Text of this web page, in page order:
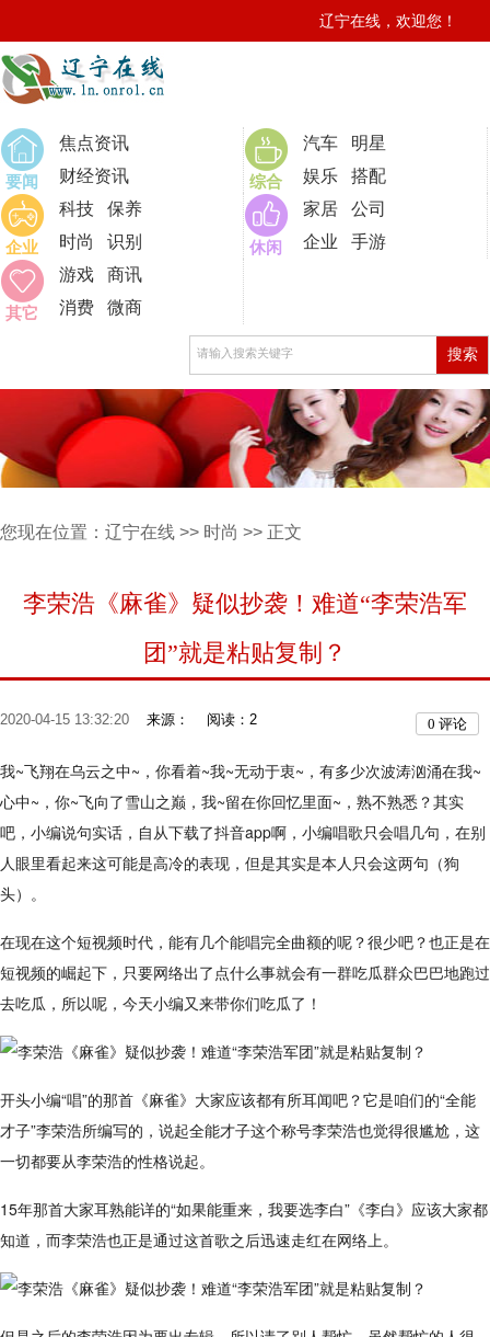
辽宁在线，欢迎您！
要闻
焦点资讯
财经资讯
综合
汽车
明星
娱乐
搭配
企业
科技
保养
时尚
识别 休闲
家居
公司
企业
手游
其它
游戏
商讯
消费
微商
您现在位置： 辽宁在线 >> 时尚 >> 正文
李荣浩《麻雀》疑似抄袭！难道“李荣浩军
团”就是粘贴复制？
2020-04-15 13:32:20 来源： 阅读：2 0 评论
我~飞翔在乌云之中~，你看着~我~无动于衷~，有多少次波涛汹涌在我~
心中~，你~飞向了雪山之巅，我~留在你回忆里面~，熟不熟悉？其实
吧，小编说句实话，自从下载了抖音app啊，小编唱歌只会唱几句，在别
人眼里看起来这可能是高冷的表现，但是其实是本人只会这两句（狗
头）。
在现在这个短视频时代，能有几个能唱完全曲额的呢？很少吧？也正是在
短视频的崛起下，只要网络出了点什么事就会有一群吃瓜群众巴巴地跑过
去吃瓜，所以呢，今天小编又来带你们吃瓜了！
开头小编“唱”的那首《麻雀》大家应该都有所耳闻吧？它是咱们的“全能
才子”李荣浩所编写的，说起全能才子这个称号李荣浩也觉得很尴尬，这
一切都要从李荣浩的性格说起。
15年那首大家耳熟能详的“如果能重来，我要选李白”《李白》应该大家都
知道，而李荣浩也正是通过这首歌之后迅速走红在网络上。